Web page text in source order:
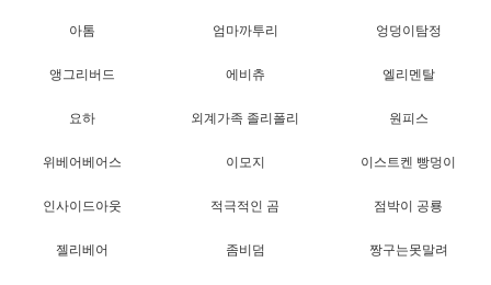
아톰 엄마까투리 엉덩이탐정
앵그리버드 에비츄 엘리멘탈
요하 외계가족 졸리폴리 원피스
위베어베어스 이모지 이스트켄 빵멍이
인사이드아웃 적극적인 곰 점박이 공룡
젤리베어 좀비덤 짱구는못말려